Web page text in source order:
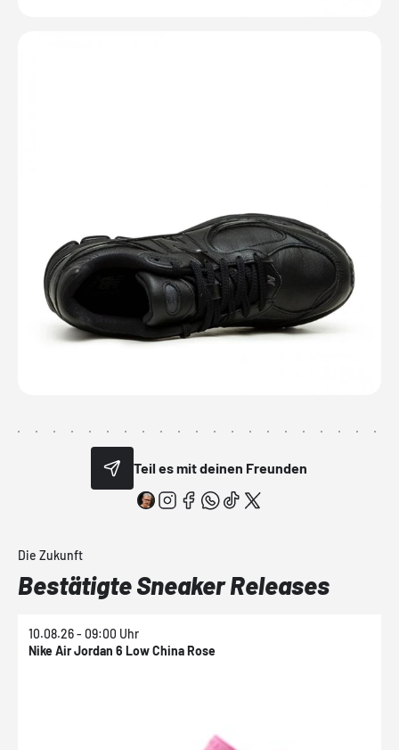
Teil es mit deinen Freunden
Die Zukunft
Bestätigte Sneaker Releases
10.08.26 - 09:00 Uhr
Nike Air Jordan 6 Low China Rose